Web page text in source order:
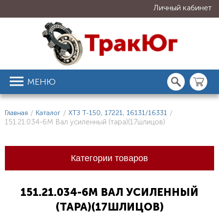
Личный кабинет
МЕНЮ
Главная / Каталог / ХТЗ Т-150, 17221, 16131/16331 /
151.21.034-6М Вал усиленный (тара)(17шлицов)
Категории товаров
151.21.034-6М ВАЛ УСИЛЕННЫЙ
(ТАРА)(17ШЛИЦОВ)